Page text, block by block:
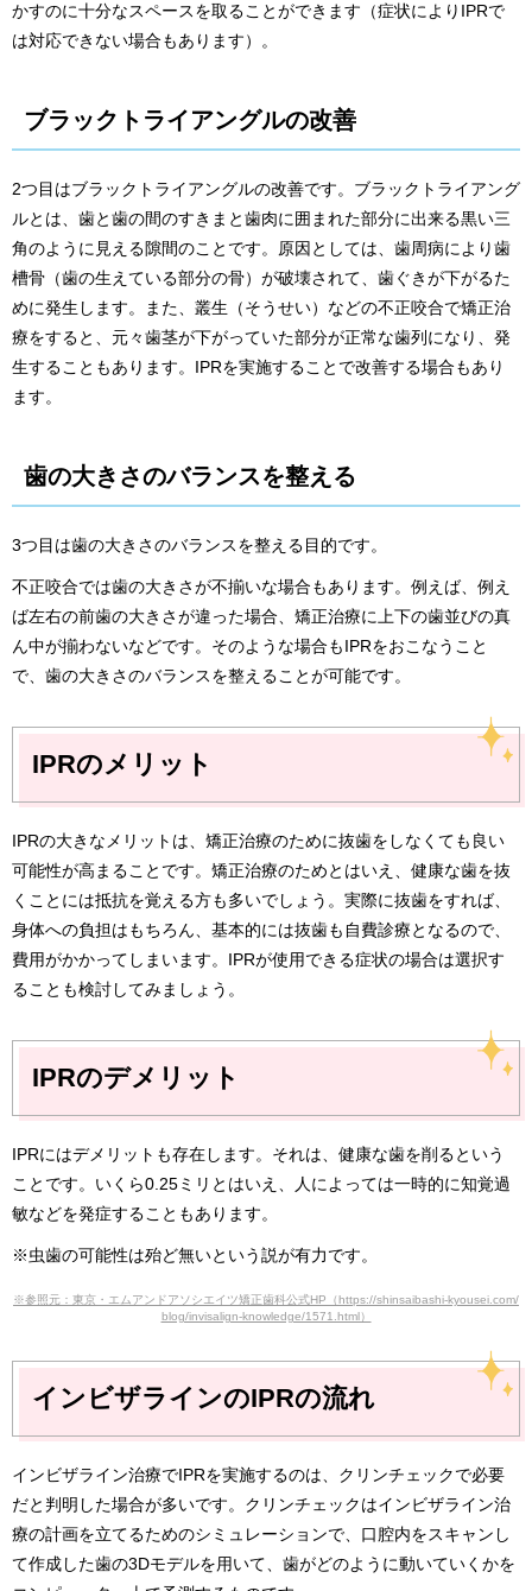
かすのに十分なスペースを取ることができます（症状によりIPRで
は対応できない場合もあります）。
ブラックトライアングルの改善
2つ目はブラックトライアングルの改善です。ブラックトライアング
ルとは、歯と歯の間のすきまと歯肉に囲まれた部分に出来る黒い三
角のように見える隙間のことです。原因としては、歯周病により歯
槽骨（歯の生えている部分の骨）が破壊されて、歯ぐきが下がるた
めに発生します。また、叢生（そうせい）などの不正咬合で矯正治
療をすると、元々歯茎が下がっていた部分が正常な歯列になり、発
生することもあります。IPRを実施することで改善する場合もあり
ます。
歯の大きさのバランスを整える
3つ目は歯の大きさのバランスを整える目的です。
不正咬合では歯の大きさが不揃いな場合もあります。例えば、例え
ば左右の前歯の大きさが違った場合、矯正治療に上下の歯並びの真
ん中が揃わないなどです。そのような場合もIPRをおこなうこと
で、歯の大きさのバランスを整えることが可能です。
IPRのメリット
IPRの大きなメリットは、矯正治療のために抜歯をしなくても良い
可能性が高まることです。矯正治療のためとはいえ、健康な歯を抜
くことには抵抗を覚える方も多いでしょう。実際に抜歯をすれば、
身体への負担はもちろん、基本的には抜歯も自費診療となるので、
費用がかかってしまいます。IPRが使用できる症状の場合は選択す
ることも検討してみましょう。
IPRのデメリット
IPRにはデメリットも存在します。それは、健康な歯を削るという
ことです。いくら0.25ミリとはいえ、人によっては一時的に知覚過
敏などを発症することもあります。
※虫歯の可能性は殆ど無いという説が有力です。
※参照元：東京・エムアンドアソシエイツ矯正歯科公式HP（https://shinsaibashi-kyousei.com/
blog/invisalign-knowledge/1571.html）
インビザラインのIPRの流れ
インビザライン治療でIPRを実施するのは、クリンチェックで必要
だと判明した場合が多いです。クリンチェックはインビザライン治
療の計画を立てるためのシミュレーションで、口腔内をスキャンし
て作成した歯の3Dモデルを用いて、歯がどのように動いていくかを